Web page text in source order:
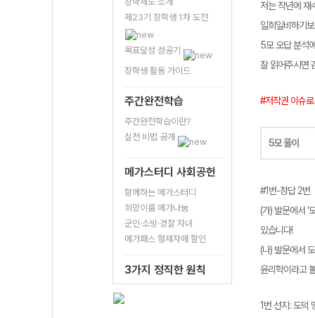
제23기 장학생 1차 도전
목표달성 성공기
장학생 활동 가이드
주간완전학습
주간완전학습이란?
실천 비법 공개
메가스터디 사회공헌
함께하는 메가스터디
희망이룸 메가나눔
군인·소방·경찰 자녀
메가패스 형제자매 할인
3가지 정직한 원칙
저는 작년에 재
일희일비하기
5모 오답 분석
잘 읽어주시면
#저작권 이슈
5모 풀이
#1번-정답 2번
(가) 발문에서 '
있습니다!
(나) 발문에서
윤리학이라고
1번 선지: 도덕